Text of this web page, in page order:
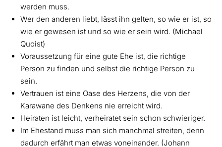
werden muss.
Wer den anderen liebt, lässt ihn gelten, so wie er ist, so
wie er gewesen ist und so wie er sein wird. (Michael
Quoist)
Voraussetzung für eine gute Ehe ist, die richtige
Person zu finden und selbst die richtige Person zu
sein.
Vertrauen ist eine Oase des Herzens, die von der
Karawane des Denkens nie erreicht wird.
Heiraten ist leicht, verheiratet sein schon schwieriger.
Im Ehestand muss man sich manchmal streiten, denn
dadurch erfährt man etwas voneinander. (Johann